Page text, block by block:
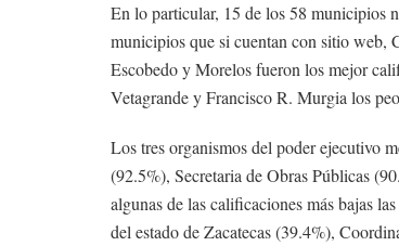
En lo particular, 15 de los 58 municipios
municipios que si cuentan con sitio web,
Escobedo y Morelos fueron los mejor
Vetagrande y Francisco R. Murgia los
Los tres organismos del poder ejecutivo
(92.5%), Secretaria de Obras Públicas
algunas de las calificaciones más bajas
del estado de Zacatecas (39.4%),